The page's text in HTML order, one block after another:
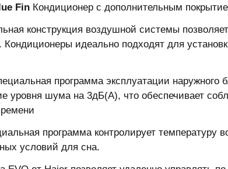
Fin Кондиционер с дополнительным
конструкция воздушной системы
Кондиционеры идеально подходят для
программа эксплуатации наружного
уровня шума на 3дБ(А), что обеспечивает
программа контролирует температуру
условий для сна.